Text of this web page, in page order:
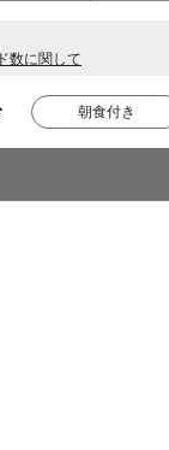
数に関して
朝食付き